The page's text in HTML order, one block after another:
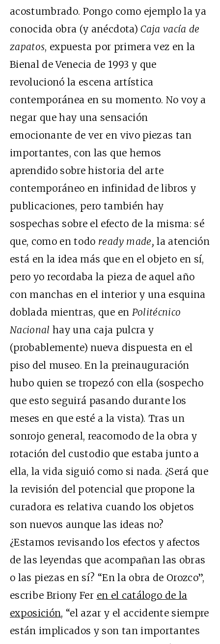
acostumbrado. Pongo como ejemplo la ya
conocida obra (y anécdota)Caja vacía de
zapatos, expuesta por primera vez en la
Bienal de Venecia de 1993 y que
revolucionó la escena artística
contemporánea en su momento. No voy a
negar que hay una sensación
emocionante de ver en vivo piezas tan
importantes, con las que hemos
aprendido sobre historia del arte
contemporáneo en infinidad de libros y
publicaciones, pero también hay
sospechas sobre el efecto de la misma: sé
que, como en todo ready made, la atención
está en la idea más que en el objeto en sí,
pero yo recordaba la pieza de aquel año
con manchas en el interior y una esquina
doblada mientras, que en Politécnico
Nacional hay una caja pulcra y
(probablemente) nueva dispuesta en el
piso del museo. En la preinauguración
hubo quien se tropezó con ella (sospecho
que esto seguirá pasando durante los
meses en que esté a la vista). Tras un
sonrojo general, reacomodo de la obra y
rotación del custodio que estaba junto a
ella, la vida siguió como si nada. ¿Será que
la revisión del potencial que propone la
curadora es relativa cuando los objetos
son nuevos aunque las ideas no?
¿Estamos revisando los efectos y afectos
de las leyendas que acompañan las obras
o las piezas en sí? “En la obra de Orozco”,
escribe Briony Fer en el catálogo de la
exposición, “el azar y el accidente siempre
están implicados y son tan importantes